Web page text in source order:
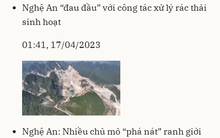
Nghệ An “đau đầu” với công tác xử lý rác thải
sinh hoạt
01:41, 17/04/2023
Nghệ An: Nhiều chủ mỏ “phá nát” ranh giới